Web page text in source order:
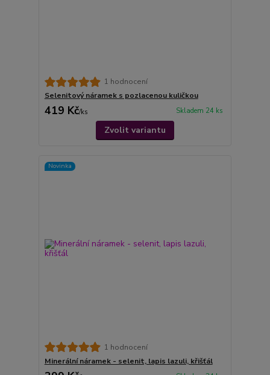
1 hodnocení
Selenitový náramek s pozlacenou kuličkou
419 Kč/ks Skladem 24 ks
Zvolit variantu
Novinka
1 hodnocení
Minerální náramek - selenit, lapis lazuli, křišťál